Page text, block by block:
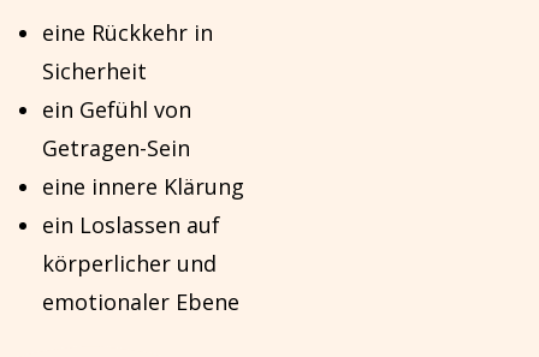
eine Rückkehr in
Sicherheit
ein Gefühl von
Getragen-Sein
eine innere Klärung
ein Loslassen auf
körperlicher und
emotionaler Ebene